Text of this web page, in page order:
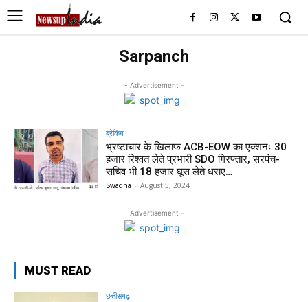
Sarpanch
- Advertisement -
ब्रेकिंग
भ्रष्टाचार के खिलाफ ACB-EOW का एक्शनः 30
हजार रिश्वत लेते प्रभारी SDO गिरफ्तार, सरपंच-
सचिव भी 18 हजार घूस लेते धराए…
Swadha - August 5, 2024
- Advertisement -
MUST READ
छत्तीसगढ़